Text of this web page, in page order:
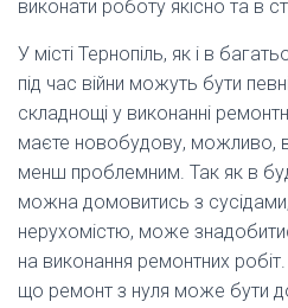
виконати роботу якісно та в
У місті Тернопіль, як і в
під час війни можуть бути
складнощі у виконанні
маєте новобудову, можливо,
менш проблемним. Так як в
можна домовитись з
нерухомістю, може
на виконання ремонтних
що ремонт з нуля може бути